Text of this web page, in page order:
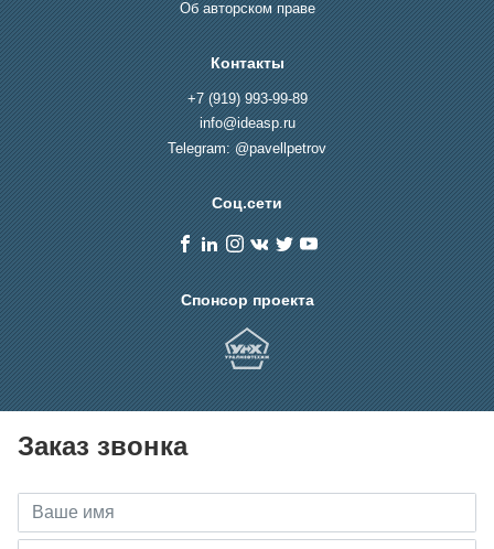
Об авторском праве
Контакты
+7 (919) 993-99-89
info@ideasp.ru
Telegram: @pavellpetrov
Соц.сети
Спонсор проекта
Заказ звонка